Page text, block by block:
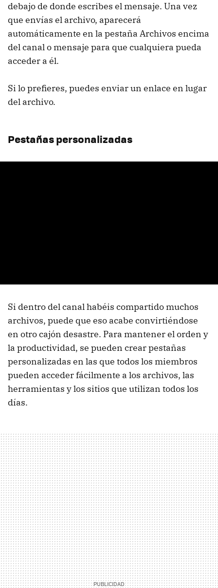
debajo de donde escribes el mensaje. Una vez
que envías el archivo, aparecerá
automáticamente en la pestaña Archivos encima
del canal o mensaje para que cualquiera pueda
acceder a él.
Si lo prefieres, puedes enviar un enlace en lugar
del archivo.
Pestañas personalizadas
Si dentro del canal habéis compartido muchos
archivos, puede que eso acabe convirtiéndose
en otro cajón desastre. Para mantener el orden y
la productividad, se pueden crear pestañas
personalizadas en las que todos los miembros
pueden acceder fácilmente a los archivos, las
herramientas y los sitios que utilizan todos los
días.